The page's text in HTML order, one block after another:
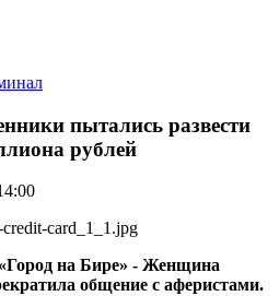
пытались развести
рублей
на Бире» - Женщина
общение с аферистами.